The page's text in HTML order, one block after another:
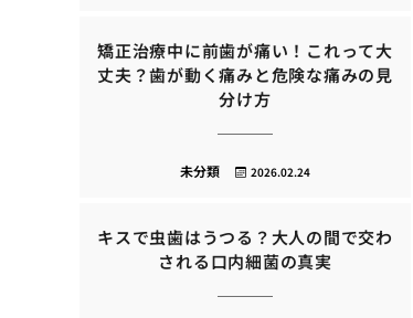
矯正治療中に前歯が痛い！これって大
丈夫？歯が動く痛みと危険な痛みの見
分け方
2026.02.24
未分類
キスで虫歯はうつる？大人の間で交わ
される口内細菌の真実